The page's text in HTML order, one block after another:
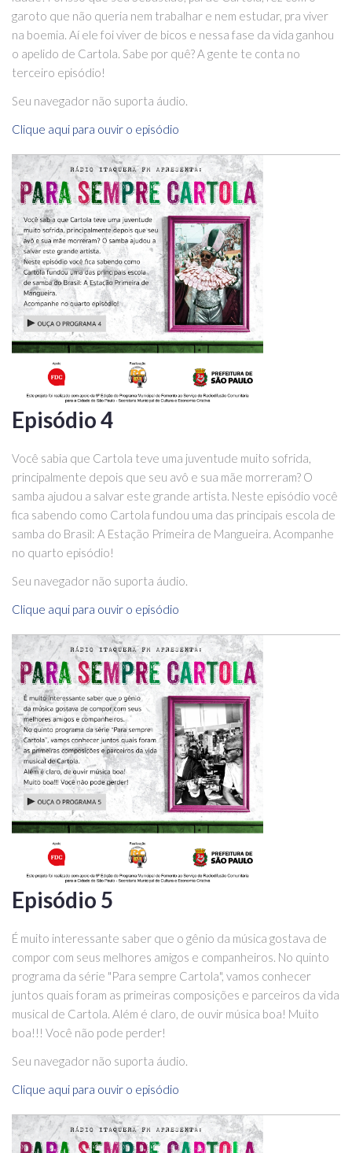
garoto que não queria nem trabalhar e nem estudar, pra viver
na boemia. Aí ele foi viver de bicos e nessa fase da vida ganhou
o apelido de Cartola. Sabe por quê? A gente te conta no
terceiro episódio!
Seu navegador não suporta áudio.
Clique aqui para ouvir o episódio
Episódio 4
Você sabia que Cartola teve uma juventude muito sofrida,
principalmente depois que seu avô e sua mãe morreram? O
samba ajudou a salvar este grande artista. Neste episódio você
fica sabendo como Cartola fundou uma das principais escola de
samba do Brasil: A Estação Primeira de Mangueira. Acompanhe
no quarto episódio!
Seu navegador não suporta áudio.
Clique aqui para ouvir o episódio
Episódio 5
É muito interessante saber que o gênio da música gostava de
compor com seus melhores amigos e companheiros. No quinto
programa da série "Para sempre Cartola", vamos conhecer
juntos quais foram as primeiras composições e parceiros da vida
musical de Cartola. Além é claro, de ouvir música boa! Muito
boa!!! Você não pode perder!
Seu navegador não suporta áudio.
Clique aqui para ouvir o episódio